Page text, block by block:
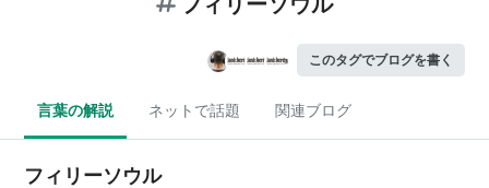
このタグでブログを書く
言葉の解説 ネットで話題 関連ブログ
フィリーソウル